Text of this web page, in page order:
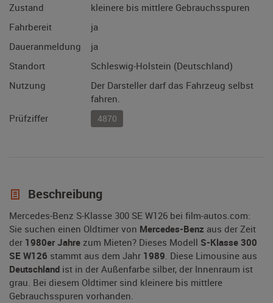
Zustand
kleinere bis mittlere Gebrauchsspuren
Fahrbereit
ja
Daueranmeldung
ja
Standort
Schleswig-Holstein (Deutschland)
Nutzung
Der Darsteller darf das Fahrzeug selbst
fahren.
Prüfziffer
4870
Beschreibung
Mercedes-Benz S-Klasse 300 SE W126 bei film-autos.com:
Sie suchen einen Oldtimer von Mercedes-Benz aus der Zeit
der 1980er Jahre zum Mieten? Dieses Modell S-Klasse 300
SE W126 stammt aus dem Jahr 1989. Diese Limousine aus
Deutschland ist in der Außenfarbe silber, der Innenraum ist
grau. Bei diesem Oldtimer sind kleinere bis mittlere
Gebrauchsspuren vorhanden.